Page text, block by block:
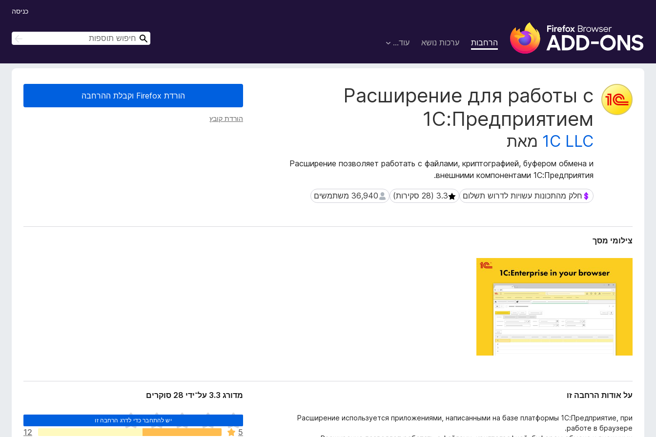
ו
ס
פ
הרחבות ערכות נושא עוד…
כניסה
ש
ח
י
ו
Расширение для работы с
1С:Предприятием
1C LLC מאת
Расширение позволяет работать с файлами, криптографией, буфером обмена и
внешними компонентами 1С:Предприятия.
חלק מהתכונות עשויות לדרוש תשלום
חלק מהתכונות עשויות לדרוש תשלום 36,940 משתמשים
36,940 משתמשים
הורדת Firefox וקבלת ההרחבה
הורדת קובץ
נ
ת
ו
ה
צילומי מסך
על אודות הרחבה זו
Расширение используется приложениями, написанными на базе платформы 1C:Предприятие, при
работе в браузере.
מדורג 3.3 על־ידי 28 סוקרים
יש להתחבר כדי לדרג הרחבה זו
א
י5
12